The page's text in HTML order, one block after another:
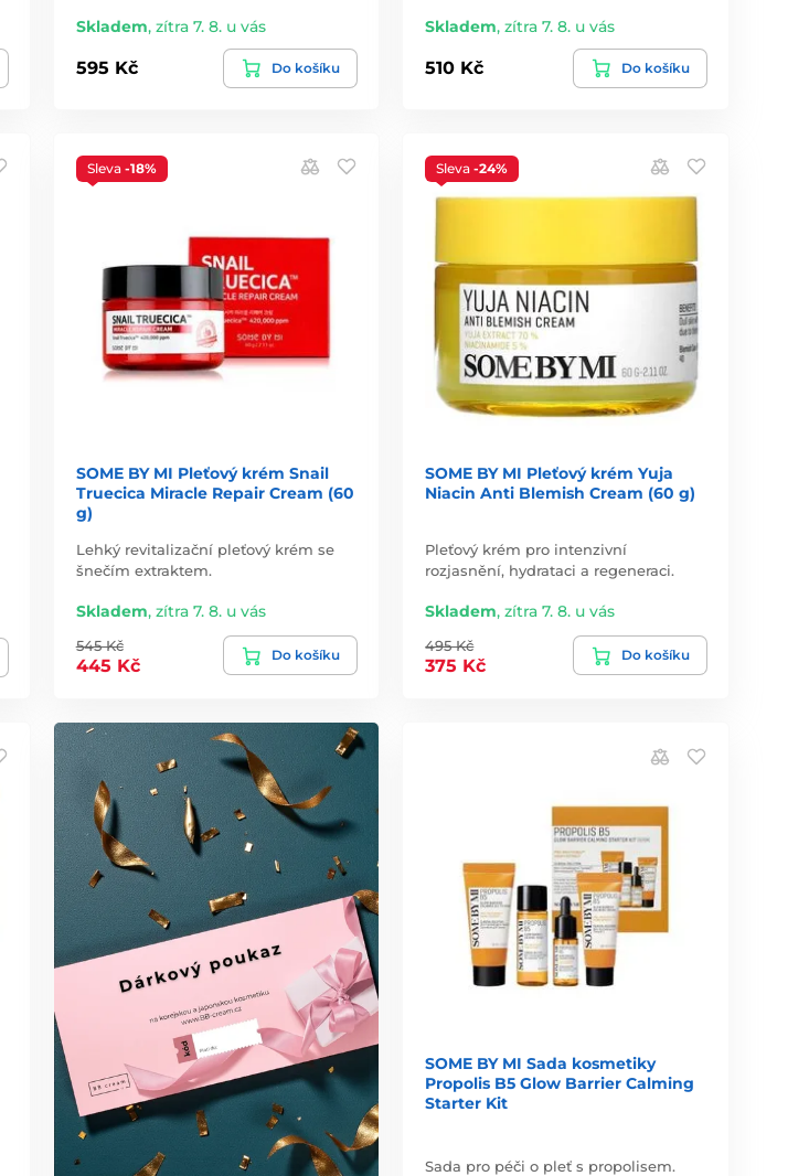
Skladem, zítra 7. 8. u vás
595 Kč Do košíku
Skladem,zítra 7. 8. u vás
510 Kč Do košíku
Sleva -18%
SOME BY MI Pleťový krém Snail
Truecica Miracle Repair Cream (60
g)
Lehký revitalizační pleťový krém se
šnečím extraktem.
Skladem, zítra 7. 8. u vás
545 Kč
445 Kč
Do košíku
Sleva-24%
SOME BY MI Pleťový krém Yuja
Niacin Anti Blemish Cream (60 g)
Pleťový krém pro intenzivní
rozjasnění, hydrataci a regeneraci.
Skladem,zítra 7. 8. u vás
495 Kč
375 Kč
Do košíku
SOME BY MI Sada kosmetiky
Propolis B5 Glow Barrier Calming
Starter Kit
Sada pro péči o pleť s propolisem.